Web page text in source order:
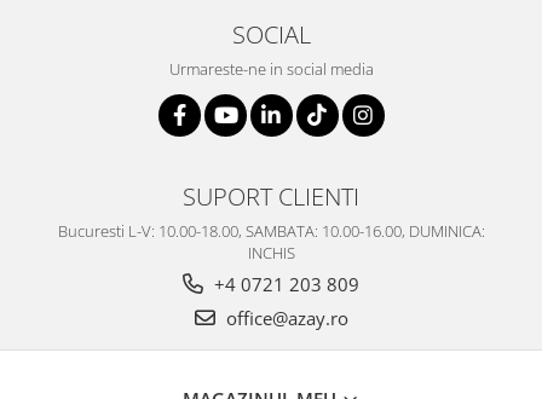
SOCIAL
Urmareste-ne in social media
SUPORT CLIENTI
Bucuresti L-V: 10.00-18.00, SAMBATA: 10.00-16.00, DUMINICA:
INCHIS
+4 0721 203 809
office@azay.ro